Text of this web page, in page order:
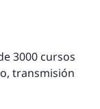
3000 cursos
transmisión